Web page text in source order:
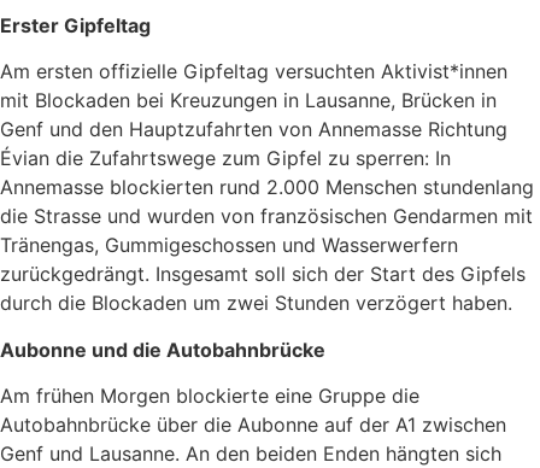
Erster Gipfeltag
Am ersten offizielle Gipfeltag versuchten Aktivist*innen
mit Blockaden bei Kreuzungen in Lausanne, Brücken in
Genf und den Hauptzufahrten von Annemasse Richtung
Évian die Zufahrtswege zum Gipfel zu sperren: In
Annemasse blockierten rund 2.000 Menschen stundenlang
die Strasse und wurden von französischen Gendarmen mit
Tränengas, Gummigeschossen und Wasserwerfern
zurückgedrängt. Insgesamt soll sich der Start des Gipfels
durch die Blockaden um zwei Stunden verzögert haben.
Aubonne und die Autobahnbrücke
Am frühen Morgen blockierte eine Gruppe die
Autobahnbrücke über die Aubonne auf der A1 zwischen
Genf und Lausanne. An den beiden Enden hängten sich